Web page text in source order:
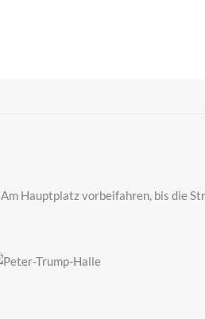
Am Hauptplatz vorbeifahren, bis die